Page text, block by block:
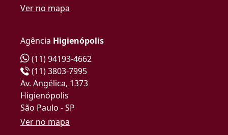
Ver no mapa
Agência Higienópolis
(11) 94193-4662
(11) 3803-7995
Av. Angélica, 1373
Higienópolis
São Paulo - SP
Ver no mapa